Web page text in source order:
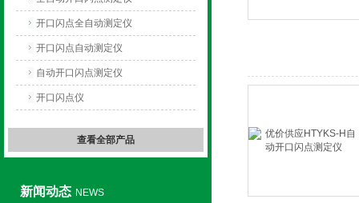
开口闪点全自动测定仪
开口闪点自动测定仪
自动开口闪点测定仪
开口闪点仪
查看全部产品
新闻动态 NEWS